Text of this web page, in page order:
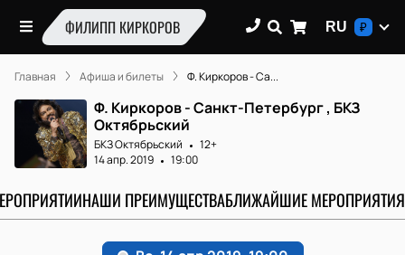
ФИЛИПП КИРКОРОВ RU ₽
Главная Афиша и билеты Ф. Киркоров - Са...
Ф. Киркоров - Санкт-Петербург , БКЗ
Октябрьский
БКЗ Октябрьский
12+
14 апр. 2019
19:00
НАШИ ПРЕИМУЩЕСТВАБЛИЖАЙШИЕ МЕРОПРИЯТИЯ